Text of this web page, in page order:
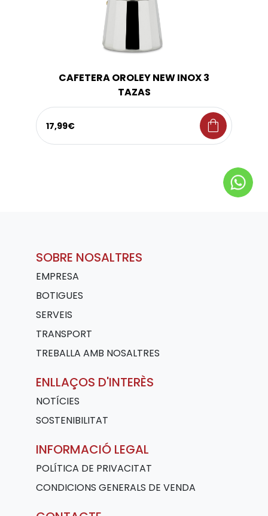
CAFETERA OROLEY NEW INOX 3
TAZAS
17,99€ shopping_bag
SOBRE NOSALTRES
EMPRESA
BOTIGUES
SERVEIS
TRANSPORT
TREBALLA AMB NOSALTRES
ENLLAÇOS D'INTERÈS
NOTÍCIES
SOSTENIBILITAT
INFORMACIÓ LEGAL
POLÍTICA DE PRIVACITAT
CONDICIONS GENERALS DE VENDA